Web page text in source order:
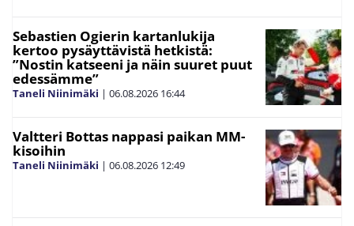
Sebastien Ogierin kartanlukija
kertoo pysäyttävistä hetkistä:
”Nostin katseeni ja näin suuret puut
edessämme”
Taneli Niinimäki | 06.08.2026 16:44
Valtteri Bottas nappasi paikan MM-
kisoihin
Taneli Niinimäki | 06.08.2026 12:49